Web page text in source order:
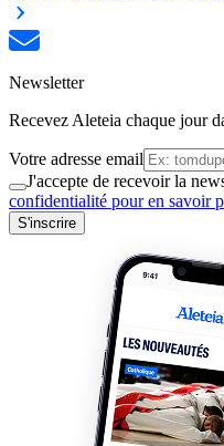
Newsletter
Recevez Aleteia chaque jour
Votre adresse email
J'accepte de recevoir la
confidentialité pour en savoir
S'inscrire